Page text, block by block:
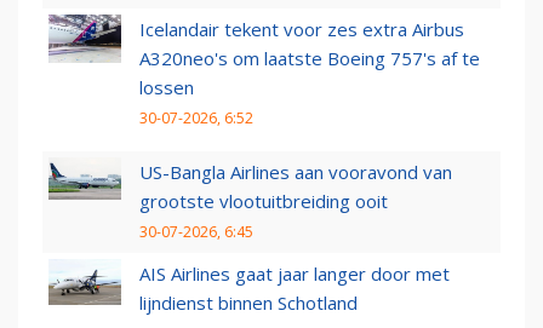
Icelandair tekent voor zes extra Airbus
A320neo's om laatste Boeing 757's af te
lossen
30-07-2026, 6:52
US-Bangla Airlines aan vooravond van
grootste vlootuitbreiding ooit
30-07-2026, 6:45
AIS Airlines gaat jaar langer door met
lijndienst binnen Schotland